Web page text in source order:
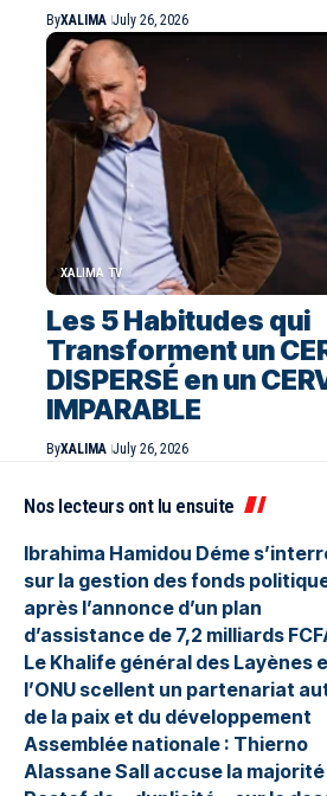
ByXALIMA July 26, 2026
XALIMA TV
Les 5 Habitudes qui
Transforment un
DISPERSÉ en un
IMPARABLE
ByXALIMA July 26, 2026
Nos lecteurs ont lu ensuite
Ibrahima Hamidou Déme
sur la gestion des fonds
après l’annonce d’un plan
d’assistance de 7,2 milliards
Le Khalife général des Layènes
l’ONU scellent un partenariat
de la paix et du développement
Assemblée nationale : Thierno
Alassane Sall accuse la majorité